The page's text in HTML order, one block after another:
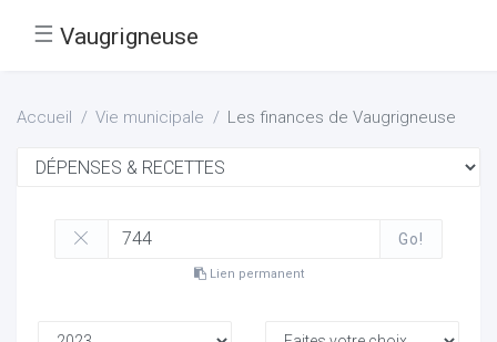
☰ Vaugrigneuse
Accueil Vie municipale Les finances de Vaugrigneuse
Go!
Lien permanent